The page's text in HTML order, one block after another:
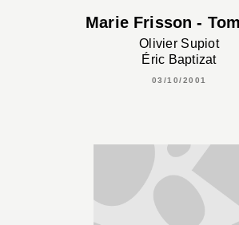
Marie Frisson -
Olivier Supiot
Éric Baptizat
03/10/2001